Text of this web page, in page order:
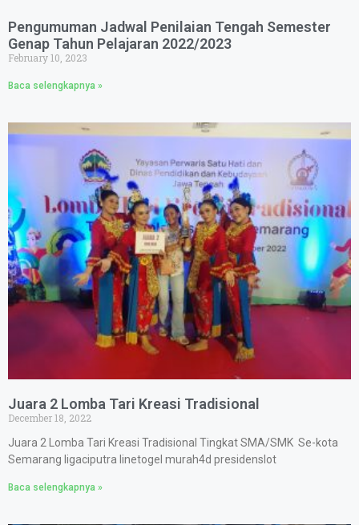
Pengumuman Jadwal Penilaian Tengah Semester
Genap Tahun Pelajaran 2022/2023
February 10, 2023
Baca selengkapnya »
Juara 2 Lomba Tari Kreasi Tradisional
December 18, 2022
Juara 2 Lomba Tari Kreasi Tradisional Tingkat SMA/SMK Se-kota
Semarang ligaciputra linetogel murah4d presidenslot
Baca selengkapnya »